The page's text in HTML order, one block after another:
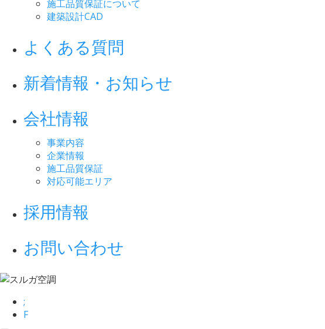
施工品質保証について
建築設計CAD
よくある質問
新着情報・お知らせ
会社情報
事業内容
企業情報
施工品質保証
対応可能エリア
採用情報
お問い合わせ
;
F